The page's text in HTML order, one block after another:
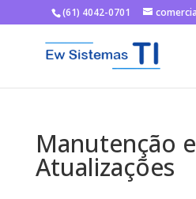
(61) 4042-0701
Manutenção
Atualizações